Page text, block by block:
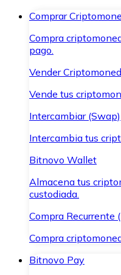
Comprar
Compra
pago.
Vender
Vende tus
Intercambiar (Swap)
Intercambia tus
Bitnovo Wallet
Almacena tus
custodiada.
Compra Recurrente
Compra
Bitnovo Pay